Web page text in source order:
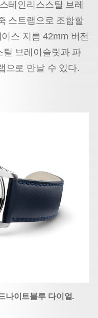
테인리스스틸 브레
스트랩으로 조합할
스 지름 42mm 버전
틸 브레이슬릿과 파
으로 만날 수 있다.
나이트블루 다이얼.